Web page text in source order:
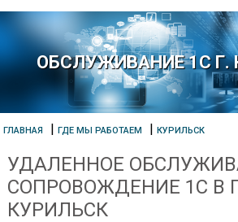
ОБСЛУЖИВАНИЕ 1С Г.
ГЛАВНАЯ |ГДЕ МЫ РАБОТАЕМ |КУРИЛЬСК
УДАЛЕННОЕ
СОПРОВОЖДЕНИЕ 1С В
КУРИЛЬСК